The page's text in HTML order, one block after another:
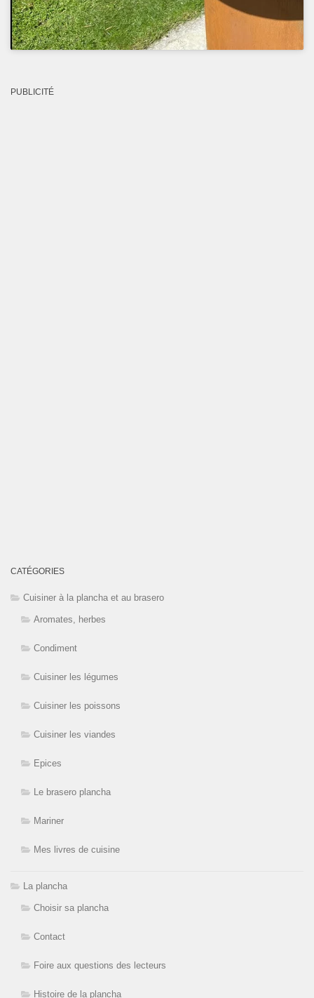
PUBLICITÉ
CATÉGORIES
Cuisiner à la plancha et au brasero
Aromates, herbes
Condiment
Cuisiner les légumes
Cuisiner les poissons
Cuisiner les viandes
Epices
Le brasero plancha
Mariner
Mes livres de cuisine
La plancha
Choisir sa plancha
Contact
Foire aux questions des lecteurs
Histoire de la plancha